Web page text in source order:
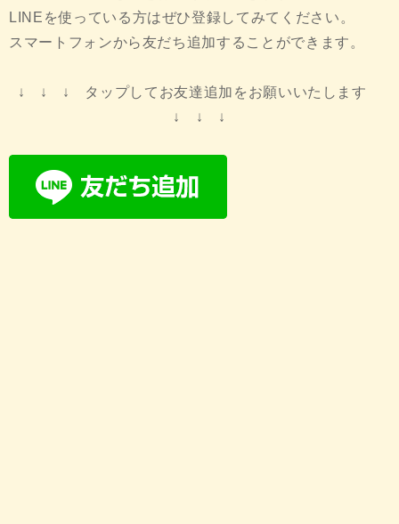
LINEを使っている方はぜひ登録してみてください。
スマートフォンから友だち追加することができます。
↓ ↓ ↓ タップしてお友達追加をお願いいたします
↓ ↓ ↓